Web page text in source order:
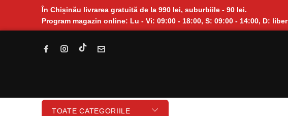
În Chișinău livrarea gratuită de la 990 lei, suburbiile - 90 lei.
Program magazin online: Lu - Vi: 09:00 - 18:00, S: 09:00 - 14:00, D: liber
TOATE CATEGORIILE